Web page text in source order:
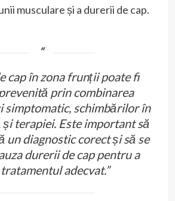
musculare și a durerii de cap.
cap în zona frunții poate fi
prin combinarea
simptomatic, schimbărilor în
terapiei. Este important să
un diagnostic corect și să se
durerii de cap pentru a
adecvat.”